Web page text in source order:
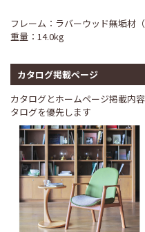
フレーム：ラバーウッド無垢材（
重量：14.0kg
カタログ掲載ページ
カタログとホームページ掲載内
タログを優先します